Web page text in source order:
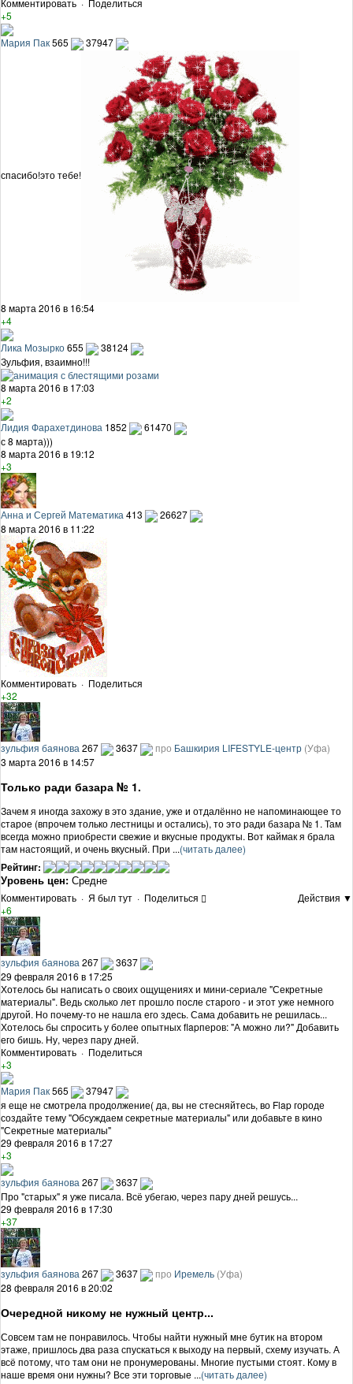
Комментировать · Поделиться
+5
Мария Пак565 37947
спасибо!это тебе!
8 марта 2016 в 16:54
+4
Лика Мозырко655
38124
Зульфия, взаимно!!!
8 марта 2016 в 17:03
+2
Лидия Фарахетдинова 1852
61470
с 8 марта)))
8 марта 2016 в 19:12
+3
Анна и Сергей Математика 413
26627
8 марта 2016 в 11:22
Комментировать · Поделиться
+32
зульфия баянова 267 3637 про Башкирия LIFESTYLE-центр (Уфа)
3 марта 2016 в 14:57
Только ради базара № 1.
Зачем я иногда захожу в это здание, уже и отдалённо не напоминающее то
старое (впрочем только лестницы и остались), то это ради базара № 1. Там
всегда можно приобрести свежие и вкусные продукты. Вот каймак я брала
там настоящий, и очень вкусный. При ...(читать далее)
Рейтинг:
Уровень цен: Средне
Комментировать · Я был тут · Поделиться
Действия ▼
+6
зульфия баянова 267
3637
29 февраля 2016 в 17:25
Хотелось бы написать о своих ощущениях и мини-сериале "Секретные
материалы". Ведь сколько лет прошло после старого - и этот уже немного
другой. Но почему-то не нашла его здесь. Сама добавить не решилась...
Хотелось бы спросить у более опытных flapперов: "А можно ли?" Добавить
его бишь. Ну, через пару дней.
Комментировать · Поделиться
+3
Мария Пак565
37947
я еще не смотрела продолжение( да, вы не стесняйтесь, во Flap городе
создайте тему "Обсуждаем секретные материалы" или добавьте в кино
"Секретные материалы"
29 февраля 2016 в 17:27
+3
зульфия баянова 267
3637
Про "старых" я уже писала. Всё убегаю, через пару дней решусь...
29 февраля 2016 в 17:30
+37
зульфия баянова 267 3637 про Иремель (Уфа)
28 февраля 2016 в 20:02
Очередной никому не нужный центр...
Совсем там не понравилось. Чтобы найти нужный мне бутик на втором
этаже, пришлось два раза спускаться к выходу на первый, схему изучать. А
всё потому, что там они не пронумерованы. Многие пустыми стоят. Кому в
наше время они нужны? Все эти торговые ...(читать далее)